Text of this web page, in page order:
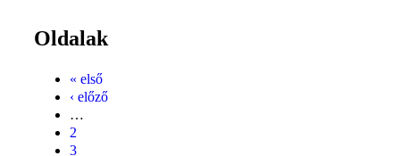
Oldalak
« első
‹ előző
…
2
3